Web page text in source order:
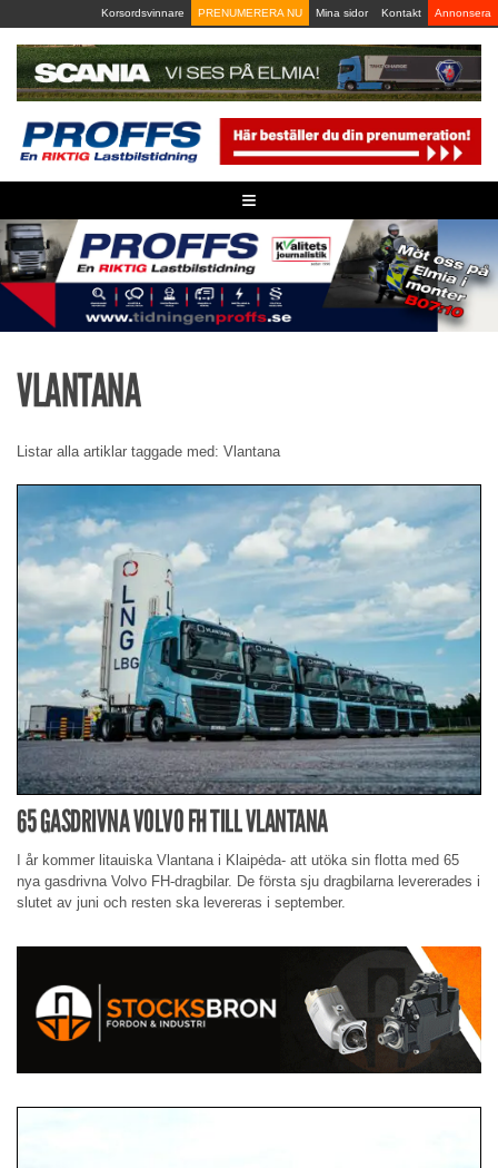
to
content
Korsordsvinnare PRENUMERERA NU Mina sidor Kontakt Annonsera
≡
VLANTANA
Listar alla artiklar taggade med: Vlantana
65 GASDRIVNA VOLVO FH TILL VLANTANA
I år kommer litauiska Vlantana i Klaipėda- att utöka sin flotta med 65
nya gasdrivna Volvo FH-dragbilar. De första sju dragbilarna levererades i
slutet av juni och resten ska levereras i september.